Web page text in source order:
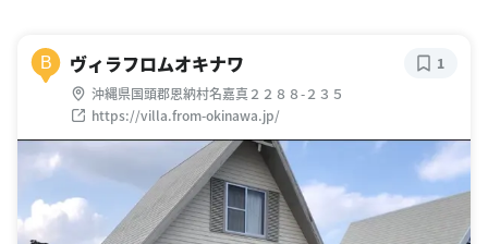
B ヴィラフロムオキナワ
沖縄県国頭郡恩納村名嘉真２２８８-２３５
https://villa.from-okinawa.jp/
1